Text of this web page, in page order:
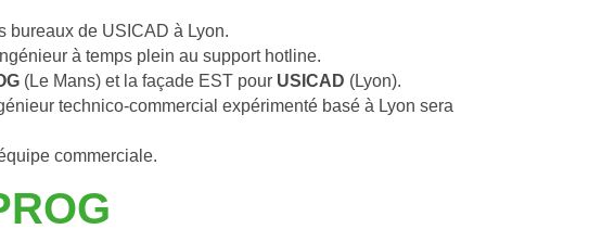
de USICAD à Lyon.
à temps plein au support hotline.
(Le Mans) et la façade EST pour USICAD (Lyon).
technico-commercial expérimenté basé à Lyon sera
commerciale.